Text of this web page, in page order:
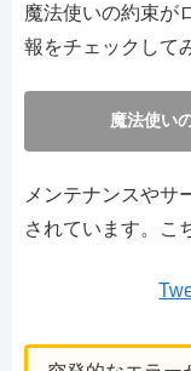
魔法使いの約束が
報をチェックして
魔法使い
メンテナンスやサ
されています。こ